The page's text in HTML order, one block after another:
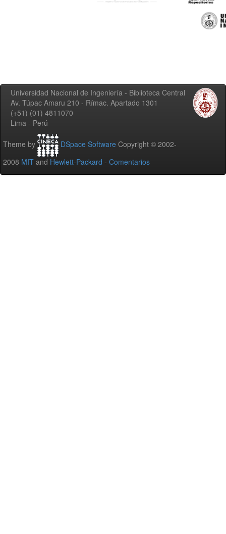
Universidad Nacional de Ingeniería - Biblioteca Central
Av. Túpac Amaru 210 - Rímac. Apartado 1301
(+51) (01) 4811070
Lima - Perú
Theme by DSpace Software Copyright © 2002-
2008 MIT and Hewlett-Packard - Comentarios